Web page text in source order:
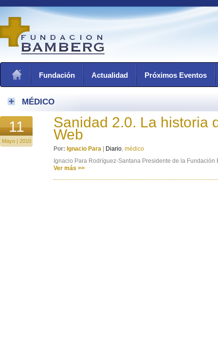
Fundación Actualidad Próximos Eventos
MÉDICO
11
Mayo | 2010
Sanidad 2.0. La historia
Web
Por: Ignacio Para Diario, médico
Ignacio Para Rodríguez-Santana Presidente de la Fundación
Ver más >>